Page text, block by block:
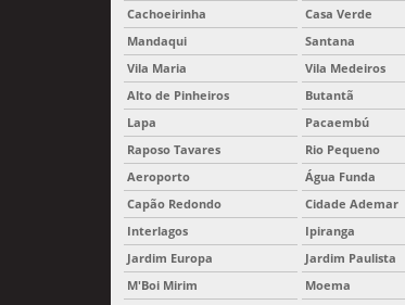
Cachoeirinha
Casa Verde
Mandaqui
Santana
Vila Maria
Vila Medeiros
Alto de Pinheiros
Butantã
Lapa
Pacaembú
Raposo Tavares
Rio Pequeno
Aeroporto
Água Funda
Capão Redondo
Cidade Ademar
Interlagos
Ipiranga
Jardim Europa
Jardim Paulista
M'Boi Mirim
Moema